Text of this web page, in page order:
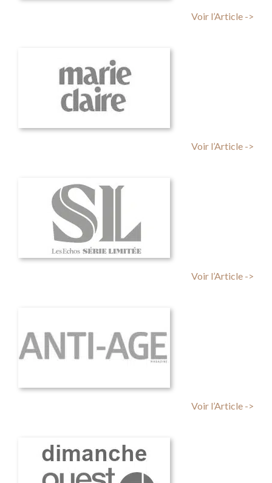
Voir l’Article ->
Voir l’Article ->
Voir l’Article ->
Voir l’Article ->